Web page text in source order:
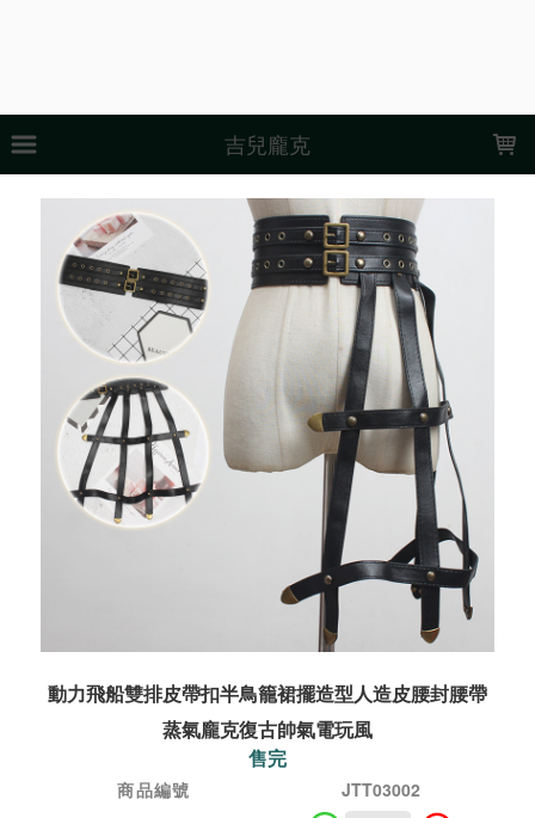
吉兒龐克
動力飛船雙排皮帶扣半鳥籠裙擺造型人造皮腰封腰帶
蒸氣龐克復古帥氣電玩風
售完
商品編號
JTT03002